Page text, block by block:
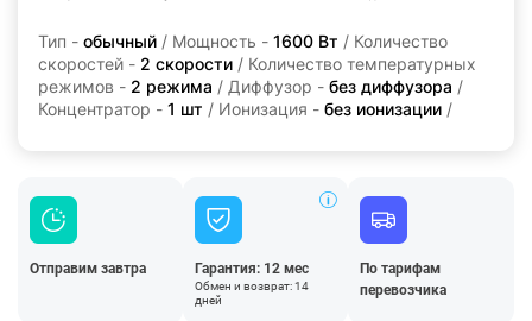
Тип - обычный / Мощность - 1600 Вт / Количество
скоростей - 2 скорости / Количество температурных
режимов - 2 режима / Диффузор - без диффузора /
Концентратор - 1 шт / Ионизация - без ионизации /
Отправим завтра Гарантия: 12 мес
Обмен и возврат: 14
дней
По тарифам
перевозчика